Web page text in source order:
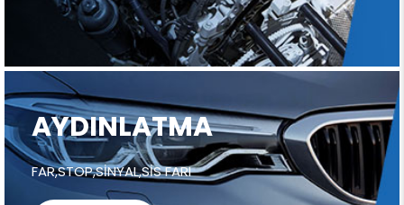
AYDINLATMA
FAR,STOP,SİNYAL,SİS FARI